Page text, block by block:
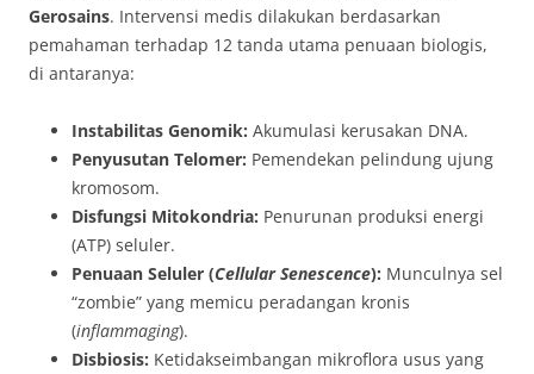
Gerosains. Intervensi medis dilakukan berdasarkan
pemahaman terhadap 12 tanda utama penuaan biologis,
di antaranya:
Instabilitas Genomik: Akumulasi kerusakan DNA.
Penyusutan Telomer: Pemendekan pelindung ujung
kromosom.
Disfungsi Mitokondria: Penurunan produksi energi
(ATP) seluler.
Penuaan Seluler (Cellular Senescence): Munculnya sel
“zombie” yang memicu peradangan kronis
(inflammaging).
Disbiosis: Ketidakseimbangan mikroflora usus yang